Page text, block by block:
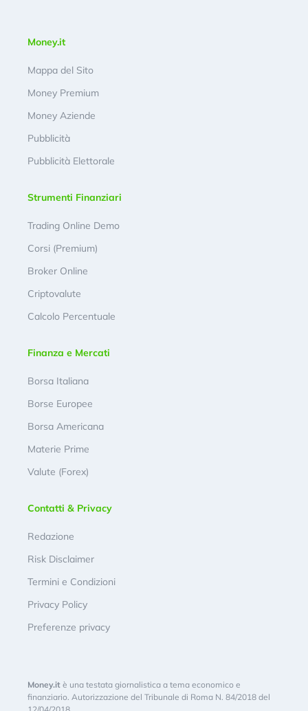
Money.it
Mappa del Sito
Money Premium
Money Aziende
Pubblicità
Pubblicità Elettorale
Strumenti Finanziari
Trading Online Demo
Corsi (Premium)
Broker Online
Criptovalute
Calcolo Percentuale
Finanza e Mercati
Borsa Italiana
Borse Europee
Borsa Americana
Materie Prime
Valute (Forex)
Contatti & Privacy
Redazione
Risk Disclaimer
Termini e Condizioni
Privacy Policy
Preferenze privacy
Money.it è una testata giornalistica a tema economico e
finanziario. Autorizzazione del Tribunale di Roma N. 84/2018 del